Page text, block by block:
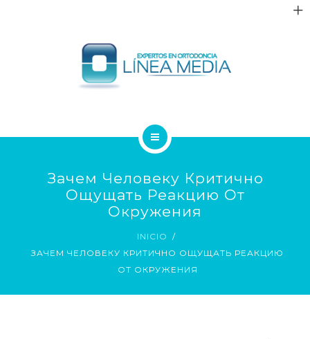
TRATAMIENTOS
BLOG
Зачем Человеку Критично
Ощущать Реакцию От
Окружения
INICIO
ЗАЧЕМ ЧЕЛОВЕКУ КРИТИЧНО ОЩУЩАТЬ РЕАКЦИЮ
ОТ ОКРУЖЕНИЯ